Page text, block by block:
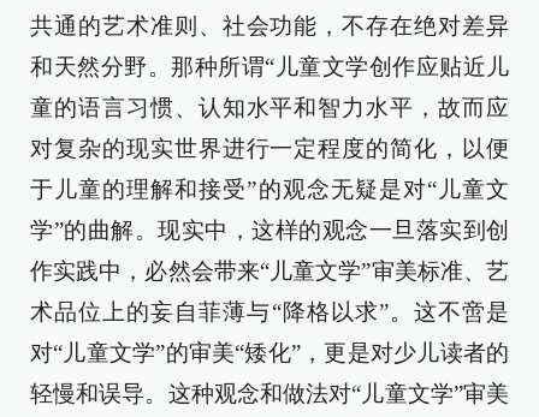
共通的艺术准则、社会功能，不存在绝对差异
和天然分野。那种所谓“儿童文学创作应贴近儿
童的语言习惯、认知水平和智力水平，故而应
对复杂的现实世界进行一定程度的简化，以便
于儿童的理解和接受”的观念无疑是对“儿童文
学”的曲解。现实中，这样的观念一旦落实到创
作实践中，必然会带来“儿童文学”审美标准、艺
术品位上的妄自菲薄与“降格以求”。这不啻是
对“儿童文学”的审美“矮化”，更是对少儿读者的
轻慢和误导。这种观念和做法对“儿童文学”审美